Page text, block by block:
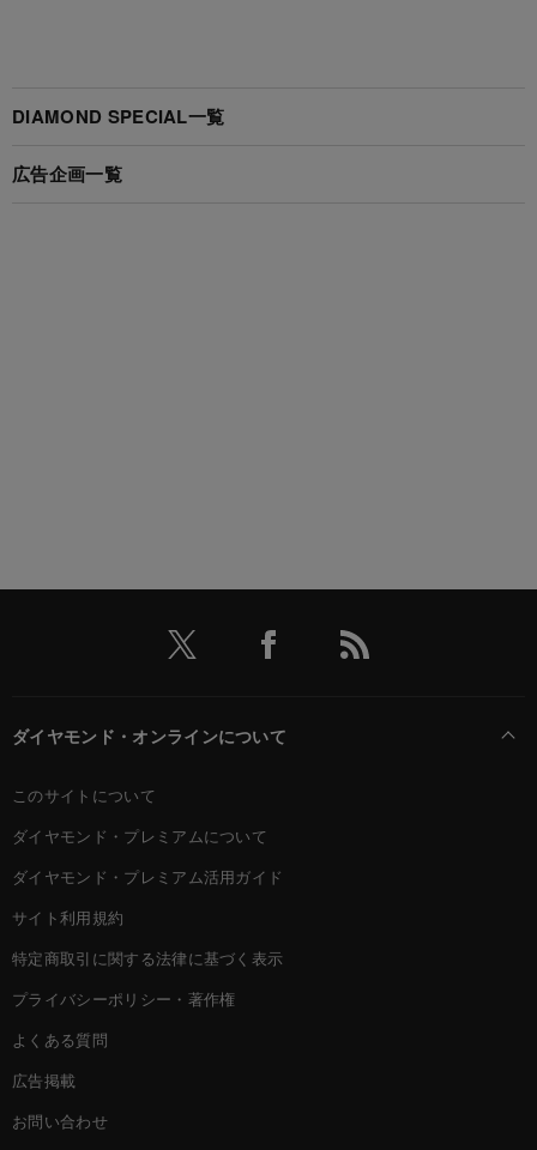
DIAMOND SPECIAL一覧
広告企画一覧
ダイヤモンド・オンラインについて
このサイトについて
ダイヤモンド・プレミアムについて
ダイヤモンド・プレミアム活用ガイド
サイト利用規約
特定商取引に関する法律に基づく表示
プライバシーポリシー・著作権
よくある質問
広告掲載
お問い合わせ